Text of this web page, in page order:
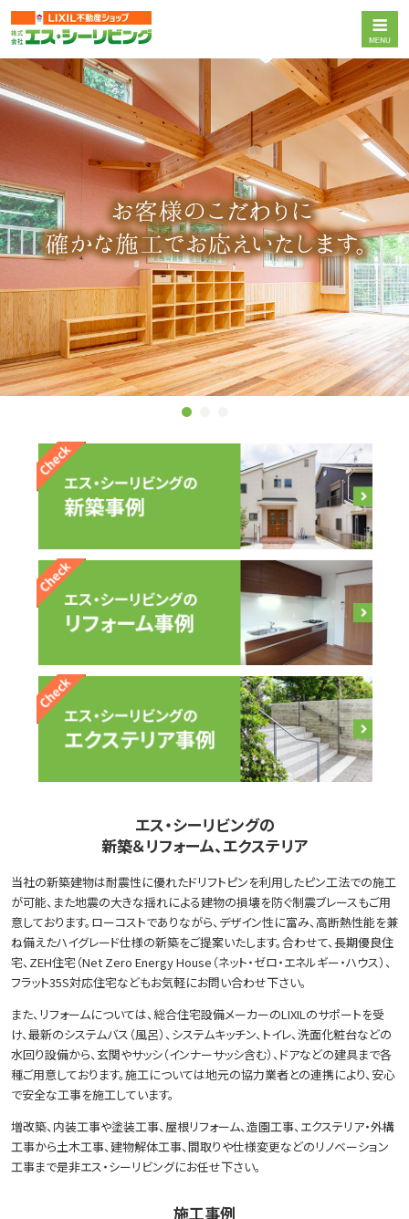
2
エス・シーリビングの
新築＆リフォーム、エクステリア
当社の新築建物は耐震性に優れたドリフトピンを利用したピン工法での施工
が可能、また地震の大きな揺れによる建物の損壊を防ぐ制震ブレースもご用
意しております。ローコストでありながら、デザイン性に富み、高断熱性能を兼
ね備えたハイグレード仕様の新築をご提案いたします。合わせて、長期優良住
宅、ZEH住宅（Net Zero Energy House（ネット・ゼロ・エネルギー・ハウス）、
フラット35S対応住宅などもお気軽にお問い合わせ下さい。
また、リフォームについては、総合住宅設備メーカーのLIXILのサポートを受
け、最新のシステムバス（風呂）、システムキッチン、トイレ、洗面化粧台などの
水回り設備から、玄関やサッシ（インナーサッシ含む）、ドアなどの建具まで各
種ご用意しております。施工については地元の協力業者との連携により、安心
で安全な工事を施工しています。
増改築、内装工事や塗装工事、屋根リフォーム、造園工事、エクステリア・外構
工事から土木工事、建物解体工事、間取りや仕様変更などのリノベーション
工事まで是非エス・シーリビングにお任せ下さい。
施工事例